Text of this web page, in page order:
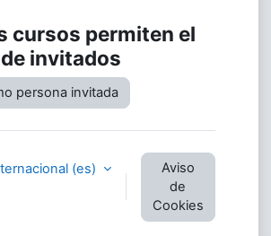
cursos permiten el
invitados
persona invitada
‎(es)‎
Aviso
de
Cookies